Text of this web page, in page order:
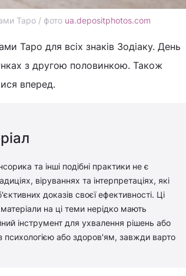
Таро / фото ua.depositphotos.com
Таро для всіх знаків Зодіаку. День
з другою половинкою. Також
вперед.
та інші подібні практики не є
віруваннях та інтерпретаціях, які
доказів своєї ефективності. Ці
на ці теми нерідко мають
інструмент для ухвалення рішень або
психологією або здоров'ям, завжди варто